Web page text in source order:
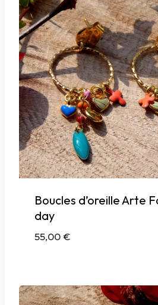
Boucles d’oreille Arte
day
55,00€